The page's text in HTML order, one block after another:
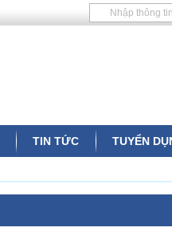
TIN TỨC TUYỂN